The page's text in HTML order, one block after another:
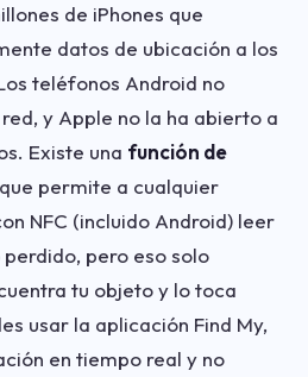
de iPhones que
datos de ubicación a los
teléfonos Android no
y Apple no la ha abierto a
Existe una función de
que permite a cualquier
NFC (incluido Android) leer
pero eso solo
tu objeto y lo toca
usar la aplicación Find My,
en tiempo real y no